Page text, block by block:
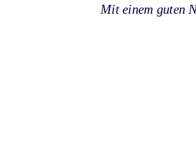
Mit einem guten